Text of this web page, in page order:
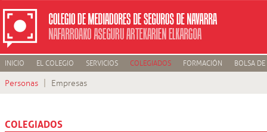
INICIO EL COLEGIO SERVICIOS COLEGIADOS FORMACIÓN BOLSA
Personas Empresas
COLEGIADOS